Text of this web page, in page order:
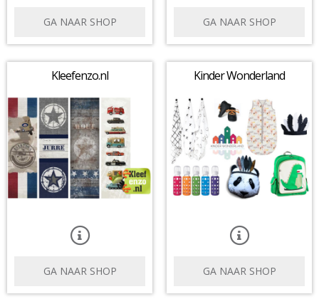
GA NAAR SHOP GA NAAR SHOP
Kleefenzo.nl
GA NAAR SHOP
Kinder Wonderland
GA NAAR SHOP